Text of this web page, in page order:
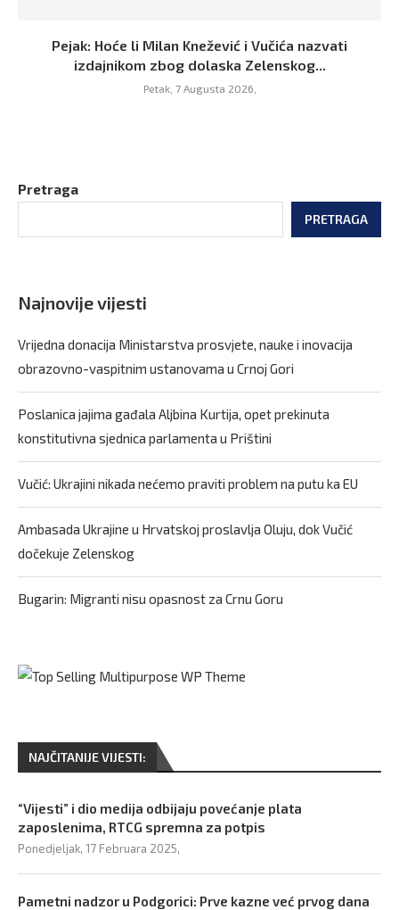
Pejak: Hoće li Milan Knežević i Vučića nazvati
izdajnikom zbog dolaska Zelenskog...
Petak, 7 Augusta 2026,
Pretraga
PRETRAGA
Najnovije vijesti
Vrijedna donacija Ministarstva prosvjete, nauke i inovacija
obrazovno-vaspitnim ustanovama u Crnoj Gori
Poslanica jajima gađala Aljbina Kurtija, opet prekinuta
konstitutivna sjednica parlamenta u Prištini
Vučić: Ukrajini nikada nećemo praviti problem na putu ka EU
Ambasada Ukrajine u Hrvatskoj proslavlja Oluju, dok Vučić
dočekuje Zelenskog
Bugarin: Migranti nisu opasnost za Crnu Goru
NAJČITANIJE VIJESTI:
“Vijesti” i dio medija odbijaju povećanje plata
zaposlenima, RTCG spremna za potpis
Ponedjeljak, 17 Februara 2025,
Pametni nadzor u Podgorici: Prve kazne već prvog dana